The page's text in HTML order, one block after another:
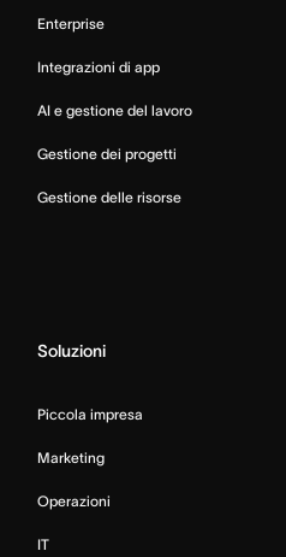
Enterprise
Integrazioni di app
AI e gestione del lavoro
Gestione dei progetti
Gestione delle risorse
Soluzioni
Piccola impresa
Marketing
Operazioni
IT